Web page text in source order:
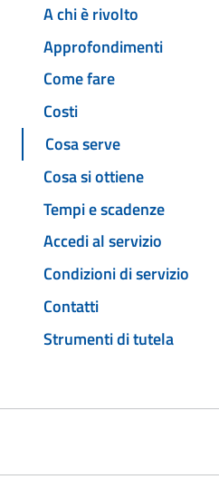
A chi è rivolto
Approfondimenti
Come fare
Costi
Cosa serve
Cosa si ottiene
Tempi e scadenze
Accedi al servizio
Condizioni di servizio
Contatti
Strumenti di tutela